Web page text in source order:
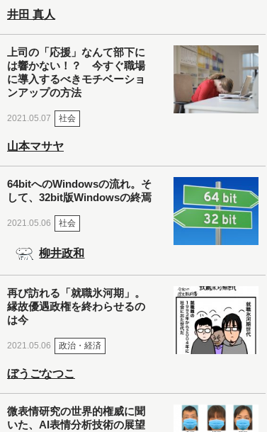
井田 真人
上司の「応援」なんて部下に
は響かない！？ 今すぐ職場
に導入するべきモチベーショ
ンアップの方法
2021.05.07 社会
山本マサヤ
64bitへのWindowsの流れ。そ
して、32bit版Windowsの終焉
2021.05.06 社会
柳井政和
再び訪れる「就職氷河期」。
縁故優遇政権を終わらせるの
は今
2021.05.06 政治・経済
ぼうごなつこ
微表情研究の世界的権威に聞
いた、AI表情分析技術の展望